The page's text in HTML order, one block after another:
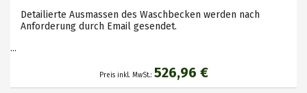
Detailierte Ausmassen des Waschbecken werden nach
Anforderung durch Email gesendet.
...
Preis inkl. MwSt.: 526,96 €